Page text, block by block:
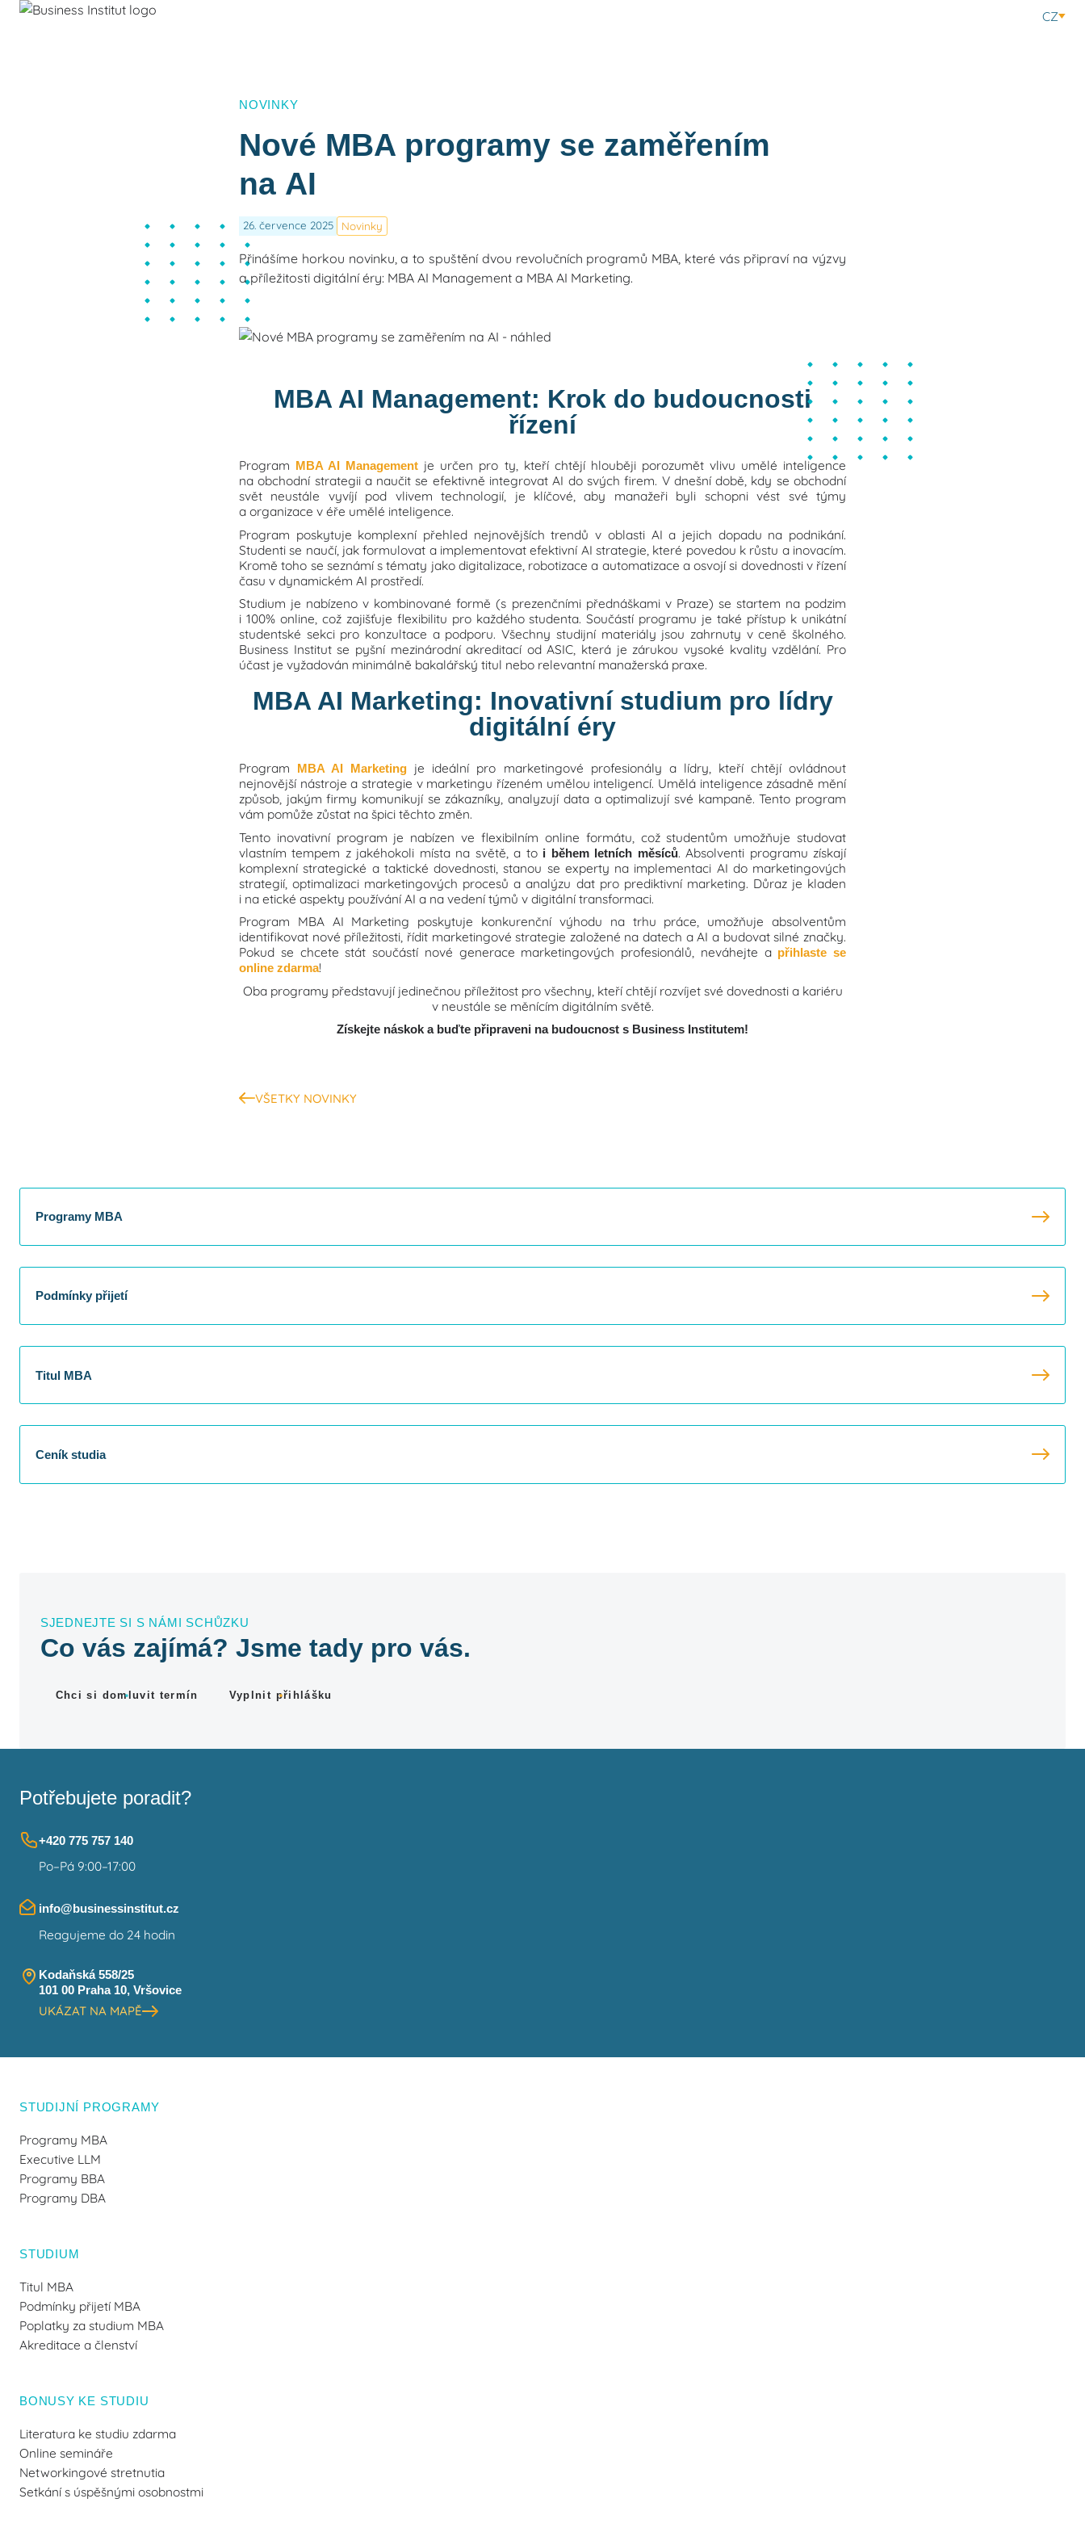
CZ
NOVINKY
Nové MBA programy se zaměřením
na AI
26. července 2025 Novinky
Přinášíme horkou novinku, a to spuštění dvou revolučních programů MBA, které vás připraví na výzvy
a příležitosti digitální éry: MBA AI Management a MBA AI Marketing.
MBA AI Management: Krok do budoucnosti
řízení
Program MBA AI Management je určen pro ty, kteří chtějí hlouběji porozumět vlivu umělé inteligence
na obchodní strategii a naučit se efektivně integrovat AI do svých firem. V dnešní době, kdy se obchodní
svět neustále vyvíjí pod vlivem technologií, je klíčové, aby manažeři byli schopni vést své týmy
a organizace v éře umělé inteligence.
Program poskytuje komplexní přehled nejnovějších trendů v oblasti AI a jejich dopadu na podnikání.
Studenti se naučí, jak formulovat a implementovat efektivní AI strategie, které povedou k růstu a inovacím.
Kromě toho se seznámí s tématy jako digitalizace, robotizace a automatizace a osvojí si dovednosti v řízení
času v dynamickém AI prostředí.
Studium je nabízeno v kombinované formě (s prezenčními přednáškami v Praze) se startem na podzim
i 100% online, což zajišťuje flexibilitu pro každého studenta. Součástí programu je také přístup k unikátní
studentské sekci pro konzultace a podporu. Všechny studijní materiály jsou zahrnuty v ceně školného.
Business Institut se pyšní mezinárodní akreditací od ASIC, která je zárukou vysoké kvality vzdělání. Pro
účast je vyžadován minimálně bakalářský titul nebo relevantní manažerská praxe.
MBA AI Marketing: Inovativní studium pro lídry
digitální éry
Program MBA AI Marketing je ideální pro marketingové profesionály a lídry, kteří chtějí ovládnout
nejnovější nástroje a strategie v marketingu řízeném umělou inteligencí. Umělá inteligence zásadně mění
způsob, jakým firmy komunikují se zákazníky, analyzují data a optimalizují své kampaně. Tento program
vám pomůže zůstat na špici těchto změn.
Tento inovativní program je nabízen ve flexibilním online formátu, což studentům umožňuje studovat
vlastním tempem z jakéhokoli místa na světě, a to i během letních měsíců. Absolventi programu získají
komplexní strategické a taktické dovednosti, stanou se experty na implementaci AI do marketingových
strategií, optimalizaci marketingových procesů a analýzu dat pro prediktivní marketing. Důraz je kladen
i na etické aspekty používání AI a na vedení týmů v digitální transformaci.
Program MBA AI Marketing poskytuje konkurenční výhodu na trhu práce, umožňuje absolventům
identifikovat nové příležitosti, řídit marketingové strategie založené na datech a AI a budovat silné značky.
Pokud se chcete stát součástí nové generace marketingových profesionálů, neváhejte a přihlaste se
online zdarma!
Oba programy představují jedinečnou příležitost pro všechny, kteří chtějí rozvíjet své dovednosti a kariéru
v neustále se měnícím digitálním světě.
Získejte náskok a buďte připraveni na budoucnost s Business Institutem!
VŠETKY NOVINKY
Programy MBA
Podmínky přijetí
Titul MBA
Ceník studia
SJEDNEJTE SI S NÁMI SCHŮZKU
Co vás zajímá? Jsme tady pro vás.
Chci si domluvit termín Vyplnit přihlášku
Potřebujete poradit?
+420 775 757 140
Po–Pá 9:00–17:00
info@businessinstitut.cz
Reagujeme do 24 hodin
Kodaňská 558/25
101 00 Praha 10, Vršovice
UKÁZAT NA MAPĚ
STUDIJNÍ PROGRAMY
Programy MBA
Executive LLM
Programy BBA
Programy DBA
STUDIUM
Titul MBA
Podmínky přijetí MBA
Poplatky za studium MBA
Akreditace a členství
BONUSY KE STUDIU
Literatura ke studiu zdarma
Online semináře
Networkingové stretnutia
Setkání s úspěšnými osobnostmi